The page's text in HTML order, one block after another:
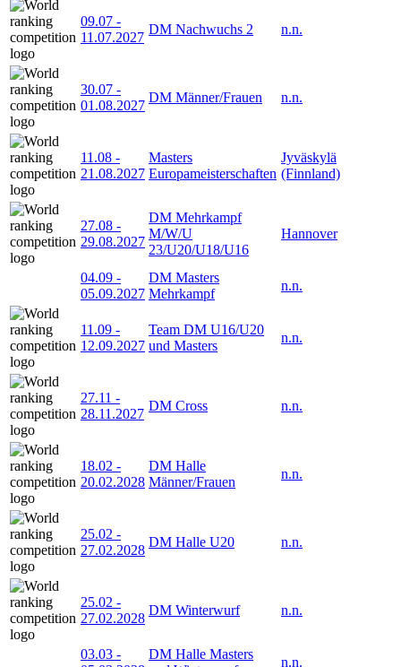
09.07 -
11.07.2027
DM Nachwuchs 2 n.n.
30.07 -
01.08.2027
DM Männer/Frauen n.n.
11.08 -
21.08.2027
Masters
Europameisterschaften
Jyväskylä
(Finnland)
27.08 -
29.08.2027
DM Mehrkampf
M/W/U
23/U20/U18/U16
Hannover
04.09 -
05.09.2027
DM Masters
Mehrkampf
n.n.
11.09 -
12.09.2027
Team DM U16/U20
und Masters
n.n.
27.11 -
28.11.2027
DM Cross n.n.
18.02 -
20.02.2028
DM Halle
Männer/Frauen
n.n.
25.02 -
27.02.2028
DM Halle U20 n.n.
25.02 -
27.02.2028
DM Winterwurf n.n.
03.03 -
DM Halle Masters
n.n.